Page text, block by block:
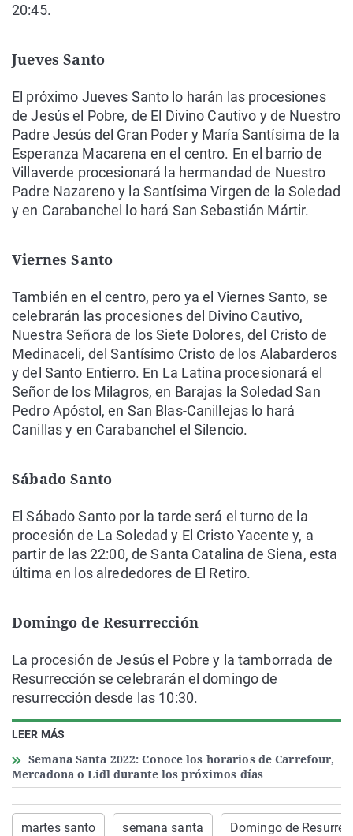
LEER MÁS
Semana Santa 2022: Conoce los horarios de Carrefour,
Mercadona o Lidl durante los próximos días
20:45.
Jueves Santo
El próximo Jueves Santo lo harán las procesiones
de Jesús el Pobre, de El Divino Cautivo y de Nuestro
Padre Jesús del Gran Poder y María Santísima de la
Esperanza Macarena en el centro. En el barrio de
Villaverde procesionará la hermandad de Nuestro
Padre Nazareno y la Santísima Virgen de la Soledad
y en Carabanchel lo hará San Sebastián Mártir.
Viernes Santo
También en el centro, pero ya el Viernes Santo, se
celebrarán las procesiones del Divino Cautivo,
Nuestra Señora de los Siete Dolores, del Cristo de
Medinaceli, del Santísimo Cristo de los Alabarderos
y del Santo Entierro. En La Latina procesionará el
Señor de los Milagros, en Barajas la Soledad San
Pedro Apóstol, en San Blas-Canillejas lo hará
Canillas y en Carabanchel el Silencio.
Sábado Santo
El Sábado Santo por la tarde será el turno de la
procesión de La Soledad y El Cristo Yacente y, a
partir de las 22:00, de Santa Catalina de Siena, esta
última en los alrededores de El Retiro.
Domingo de Resurrección
La procesión de Jesús el Pobre y la tamborrada de
Resurrección se celebrarán el domingo de
resurrección desde las 10:30.
martes santo semana santa Domingo de